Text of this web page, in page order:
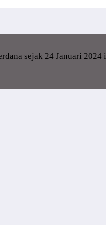
sejak 24 Januari